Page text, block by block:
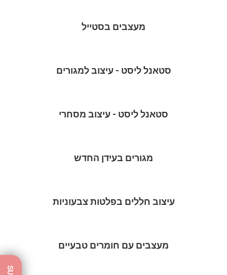
מעצבים בסטייל
סטאנל ליסט - עיצוב למגורים
סטאנל ליסט - עיצוב מסחרי
מגורים בעידן החדש
עיצוב חללים בפלטות צבעוניות
מעצבים עם חומרים טבעיים